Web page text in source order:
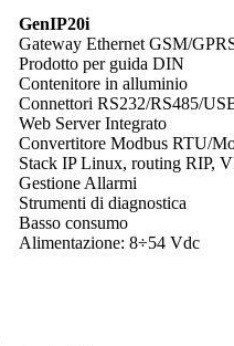
GenIP20i
Gateway Ethernet GSM/
Prodotto per guida DIN
Contenitore in alluminio
Connettori RS232/RS485/
Web Server Integrato
Convertitore Modbus RTU/
Stack IP Linux, routing RIP,
Gestione Allarmi
Strumenti di diagnostica
Basso consumo
Alimentazione: 8÷54 Vdc